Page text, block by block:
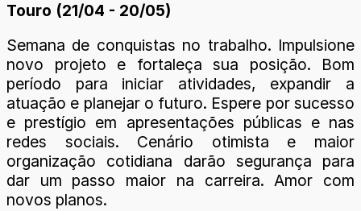
Touro (21/04 - 20/05)
Semana de conquistas no trabalho. Impulsione
novo projeto e fortaleça sua posição. Bom
período para iniciar atividades, expandir a
atuação e planejar o futuro. Espere por sucesso
e prestígio em apresentações públicas e nas
redes sociais. Cenário otimista e maior
organização cotidiana darão segurança para
dar um passo maior na carreira. Amor com
novos planos.